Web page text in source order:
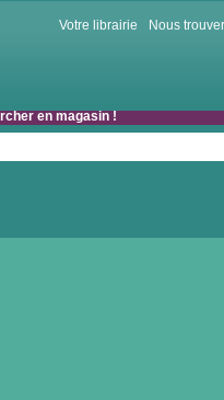
Votre librairie Nous
en magasin !